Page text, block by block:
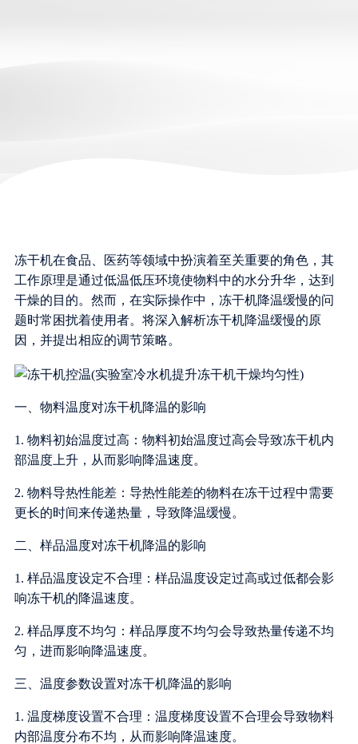
冻干机在食品、医药等领域中扮演着至关重要的角色，其
工作原理是通过低温低压环境使物料中的水分升华，达到
干燥的目的。然而，在实际操作中，冻干机降温缓慢的问
题时常困扰着使用者。将深入解析冻干机降温缓慢的原
因，并提出相应的调节策略。
一、物料温度对冻干机降温的影响
1. 物料初始温度过高：物料初始温度过高会导致冻干机内
部温度上升，从而影响降温速度。
2. 物料导热性能差：导热性能差的物料在冻干过程中需要
更长的时间来传递热量，导致降温缓慢。
二、样品温度对冻干机降温的影响
1. 样品温度设定不合理：样品温度设定过高或过低都会影
响冻干机的降温速度。
2. 样品厚度不均匀：样品厚度不均匀会导致热量传递不均
匀，进而影响降温速度。
三、温度参数设置对冻干机降温的影响
1. 温度梯度设置不合理：温度梯度设置不合理会导致物料
内部温度分布不均，从而影响降温速度。